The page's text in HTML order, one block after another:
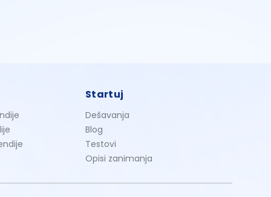
Startuj
Dešavanja
Blog
Testovi
Opisi zanimanja